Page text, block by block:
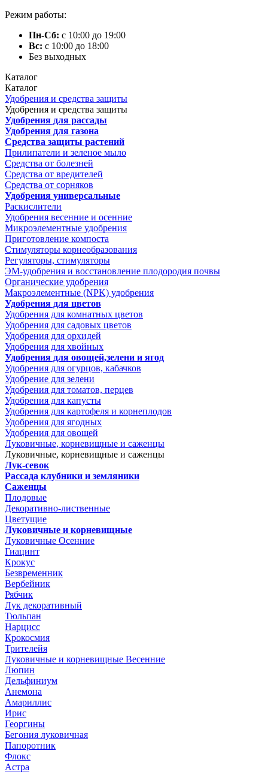
Режим работы:
Пн-Сб: с 10:00 до 19:00
Вс: с 10:00 до 18:00
Без выходных
Каталог
Каталог
Удобрения и средства защиты
Удобрения и средства защиты
Удобрения для рассады
Удобрения для газона
Средства защиты растений
Прилипатели и зеленое мыло
Средства от болезней
Средства от вредителей
Средства от сорняков
Удобрения универсальные
Раскислители
Удобрения весенние и осенние
Микроэлементные удобрения
Приготовление компоста
Стимуляторы корнеобразования
Регуляторы, стимуляторы
ЭМ-удобрения и восстановление плодородия почвы
Органические удобрения
Макроэлементные (NPK) удобрения
Удобрения для цветов
Удобрения для комнатных цветов
Удобрения для садовых цветов
Удобрения для орхидей
Удобрения для хвойных
Удобрения для овощей,зелени и ягод
Удобрения для огурцов, кабачков
Удобрение для зелени
Удобрения для томатов, перцев
Удобрения для капусты
Удобрения для картофеля и корнеплодов
Удобрения для ягодных
Удобрения для овощей
Луковичные, корневищные и саженцы
Луковичные, корневищные и саженцы
Лук-севок
Рассада клубники и земляники
Саженцы
Плодовые
Декоративно-лиственные
Цветущие
Луковичные и корневищные
Луковичные Осенние
Гиацинт
Крокус
Безвременник
Вербейник
Рябчик
Лук декоративный
Тюльпан
Нарцисс
Крокосмия
Трителейя
Луковичные и корневищные Весенние
Люпин
Дельфиниум
Анемона
Амариллис
Ирис
Георгины
Бегония луковичная
Папоротник
Флокс
Астра